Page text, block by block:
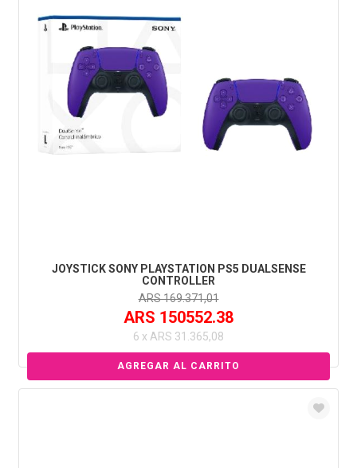
JOYSTICK SONY PLAYSTATION PS5 DUALSENSE
CONTROLLER
ARS 169.371,01
ARS 150552.38
6 x ARS 31.365,08